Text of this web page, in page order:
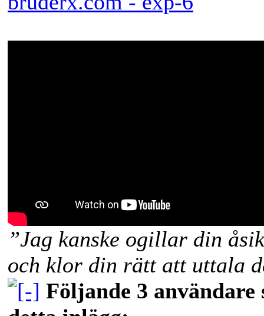
”Jag kanske ogillar din
och klor din rätt att uttala
Följande 3